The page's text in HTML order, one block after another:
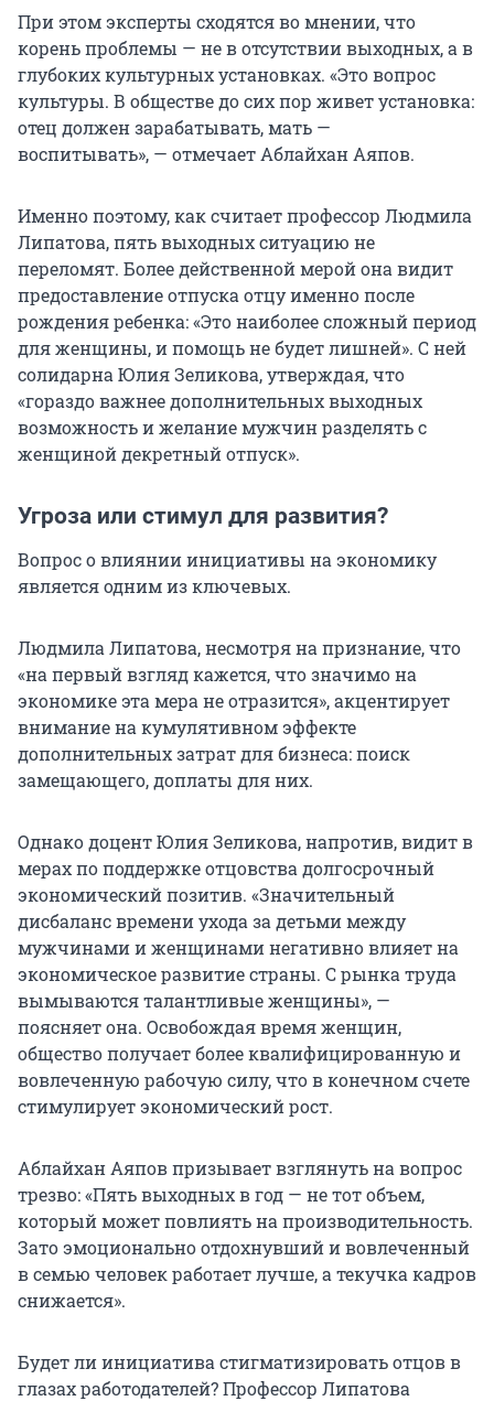
При этом эксперты сходятся во мнении, что
корень проблемы — не в отсутствии выходных, а в
глубоких культурных установках. «Это вопрос
культуры. В обществе до сих пор живет установка:
отец должен зарабатывать, мать —
воспитывать», — отмечает Аблайхан Аяпов.
Именно поэтому, как считает профессор Людмила
Липатова, пять выходных ситуацию не
переломят. Более действенной мерой она видит
предоставление отпуска отцу именно после
рождения ребенка: «Это наиболее сложный период
для женщины, и помощь не будет лишней». С ней
солидарна Юлия Зеликова, утверждая, что
«гораздо важнее дополнительных выходных
возможность и желание мужчин разделять с
женщиной декретный отпуск».
Угроза или стимул для развития?
Вопрос о влиянии инициативы на экономику
является одним из ключевых.
Людмила Липатова, несмотря на признание, что
«на первый взгляд кажется, что значимо на
экономике эта мера не отразится», акцентирует
внимание на кумулятивном эффекте
дополнительных затрат для бизнеса: поиск
замещающего, доплаты для них.
Однако доцент Юлия Зеликова, напротив, видит в
мерах по поддержке отцовства долгосрочный
экономический позитив. «Значительный
дисбаланс времени ухода за детьми между
мужчинами и женщинами негативно влияет на
экономическое развитие страны. С рынка труда
вымываются талантливые женщины», —
поясняет она. Освобождая время женщин,
общество получает более квалифицированную и
вовлеченную рабочую силу, что в конечном счете
стимулирует экономический рост.
Аблайхан Аяпов призывает взглянуть на вопрос
трезво: «Пять выходных в год — не тот объем,
который может повлиять на производительность.
Зато эмоционально отдохнувший и вовлеченный
в семью человек работает лучше, а текучка кадров
снижается».
Будет ли инициатива стигматизировать отцов в
глазах работодателей? Профессор Липатова